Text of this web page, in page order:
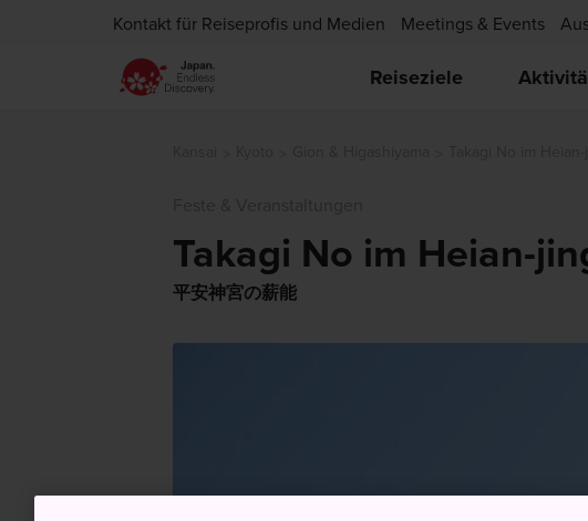
Kontakt für Reiseprofis und Medien Meetings & Events
Reiseziele
Takagi No im Heian-
平安神宮の薪能